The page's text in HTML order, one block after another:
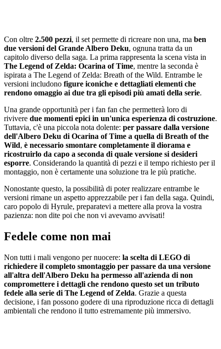
Con oltre 2.500 pezzi, il set permette di ricreare non una, ma ben
due versioni del Grande Albero Deku, ognuna tratta da un
capitolo diverso della saga. La prima rappresenta la scena vista in
The Legend of Zelda: Ocarina of Time, mentre la seconda è
ispirata a The Legend of Zelda: Breath of the Wild. Entrambe le
versioni includono figure iconiche e dettagliati elementi che
rendono omaggio ai due tra gli episodi più amati della serie.
Una grande opportunità per i fan fan che permetterà loro di
rivivere due momenti epici in un'unica esperienza di costruzione.
Tuttavia, c'è una piccola nota dolente: per passare dalla versione
dell'Albero Deku di Ocarina of Time a quella di Breath of the
Wild, è necessario smontare completamente il diorama e
ricostruirlo da capo a seconda di quale versione si desideri
esporre. Considerando la quantità di pezzi e il tempo richiesto per il
montaggio, non è certamente una soluzione tra le più pratiche.
Nonostante questo, la possibilità di poter realizzare entrambe le
versioni rimane un aspetto apprezzabile per i fan della saga. Quindi,
caro popolo di Hyrule, preparatevi a mettere alla prova la vostra
pazienza: non dite poi che non vi avevamo avvisati!
Fedele come non mai
Non tutti i mali vengono per nuocere: la scelta di LEGO di
richiedere il completo smontaggio per passare da una versione
all'altra dell'Albero Deku ha permesso all'azienda di non
compromettere i dettagli che rendono questo set un tributo
fedele alla serie di The Legend of Zelda. Grazie a questa
decisione, i fan possono godere di una riproduzione ricca di dettagli
ambientali che rendono il tutto estremamente più immersivo.